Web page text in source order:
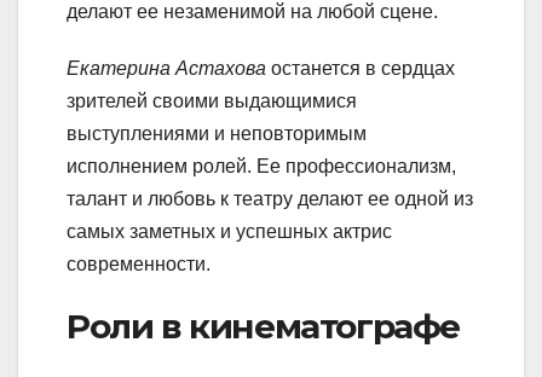
делают ее незаменимой на любой сцене.
Екатерина Астахова останется в сердцах
зрителей своими выдающимися
выступлениями и неповторимым
исполнением ролей. Ее профессионализм,
талант и любовь к театру делают ее одной из
самых заметных и успешных актрис
современности.
Роли в кинематографе